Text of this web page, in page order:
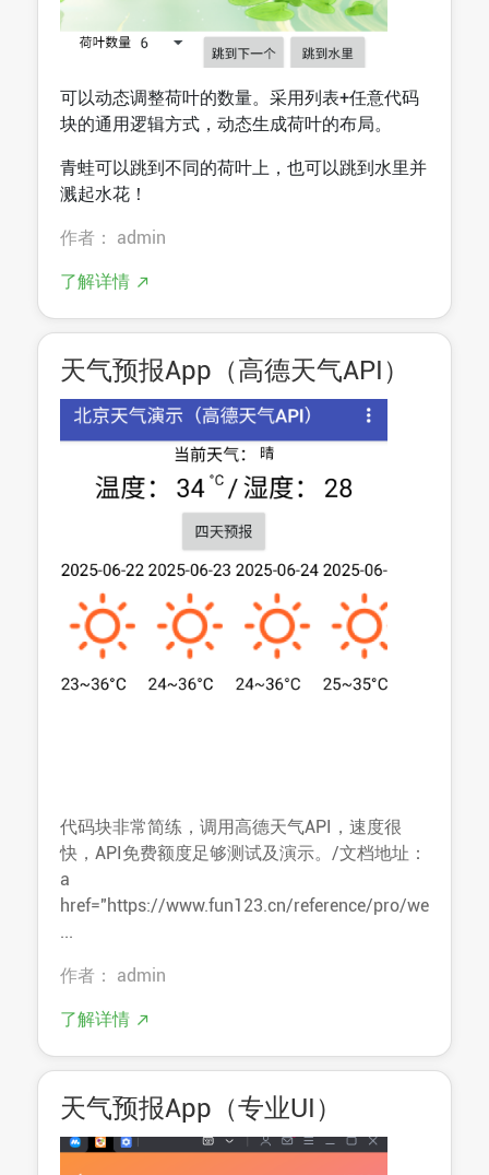
可以动态调整荷叶的数量。采用列表+任意代码
块的通用逻辑方式，动态生成荷叶的布局。
青蛙可以跳到不同的荷叶上，也可以跳到水里并
溅起水花！
作者： admin
了解详情
天气预报App（高德天气API）
代码块非常简练，调用高德天气API，速度很
快，API免费额度足够测试及演示。/文档地址：
a
href="https://www.fun123.cn/reference/pro/we
...
作者： admin
了解详情
天气预报App（专业UI）